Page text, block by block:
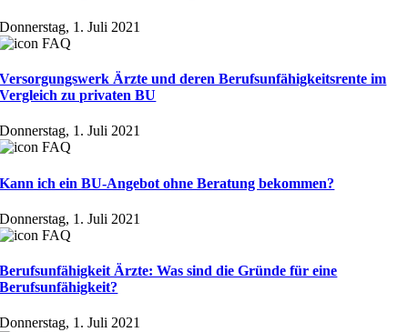
Donnerstag, 1. Juli 2021
Versorgungswerk Ärzte und deren Berufsunfähigkeitsrente im
Vergleich zu privaten BU
Donnerstag, 1. Juli 2021
Kann ich ein BU-Angebot ohne Beratung bekommen?
Donnerstag, 1. Juli 2021
Berufsunfähigkeit Ärzte: Was sind die Gründe für eine
Berufsunfähigkeit?
Donnerstag, 1. Juli 2021